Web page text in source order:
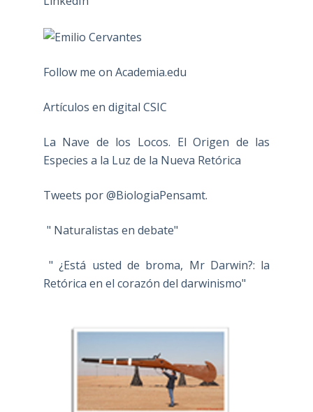
Follow me on Academia.edu
Artículos en digital CSIC
La Nave de los Locos. El Origen de las
Especies a la Luz de la Nueva Retórica
Tweets por @BiologiaPensamt.
" Naturalistas en debate"
" ¿Está usted de broma, Mr Darwin?: la
Retórica en el corazón del darwinismo"